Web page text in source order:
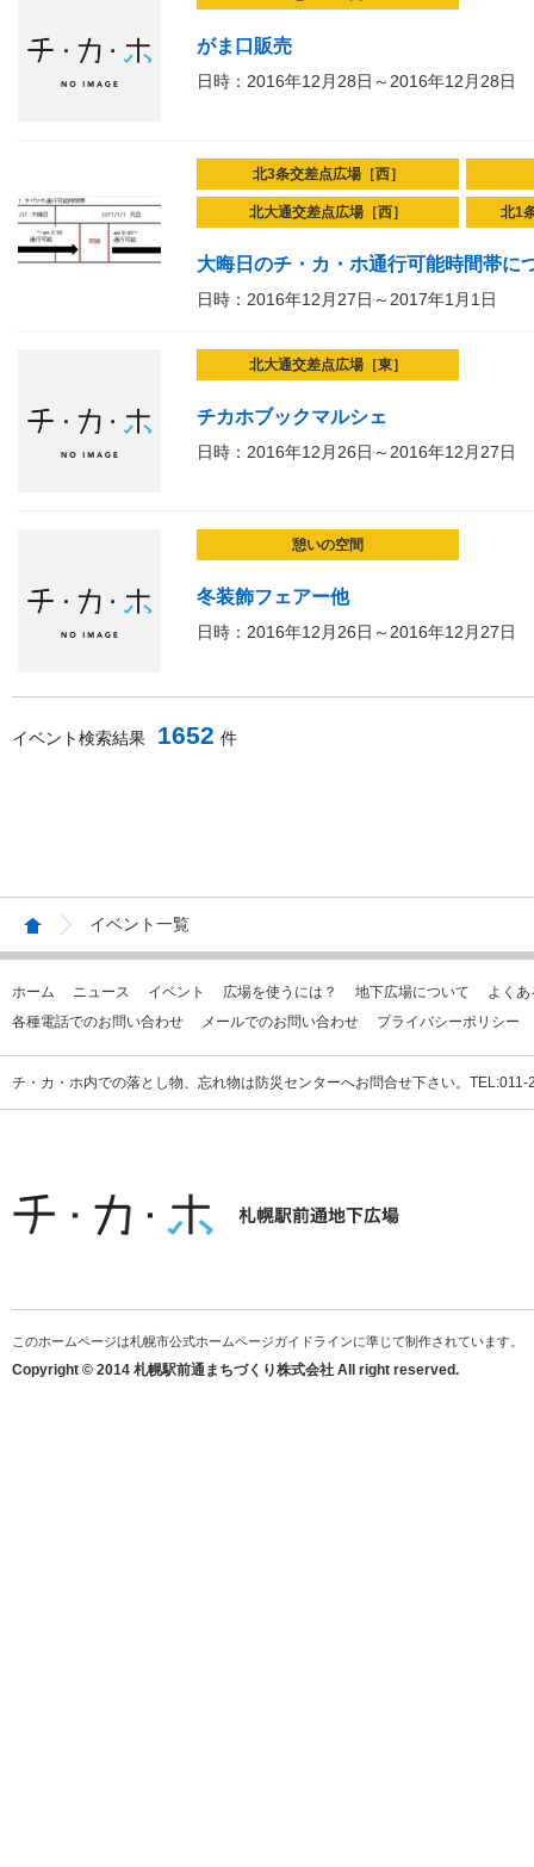
がま口販売
日時：2016年12月28日～2016年12月28日
北3条交差点広場［西］
北大通交差点広場［西］ 北1
大晦日のチ・カ・ホ通行可能時間帯に
日時：2016年12月27日～2017年1月1日
北大通交差点広場［東］
チカホブックマルシェ
日時：2016年12月26日～2016年12月27日
憩いの空間
冬装飾フェアー他
日時：2016年12月26日～2016年12月27日
イベント検索結果 1652 件
イベント一覧
ホーム ニュース イベント 広場を使うには？ 地下広場について
よく
各種電話でのお問い合わせ
メールでのお問い合わせ プライバシーポリシー
チ・カ・ホ内での落とし物、忘れ物は防災センターへお問合せ下さい。
このホームページは札幌市公式ホームページガイドラインに準じて制作されています。
Copyright © 2014 札幌駅前通まちづくり株式会社 All right reserved.